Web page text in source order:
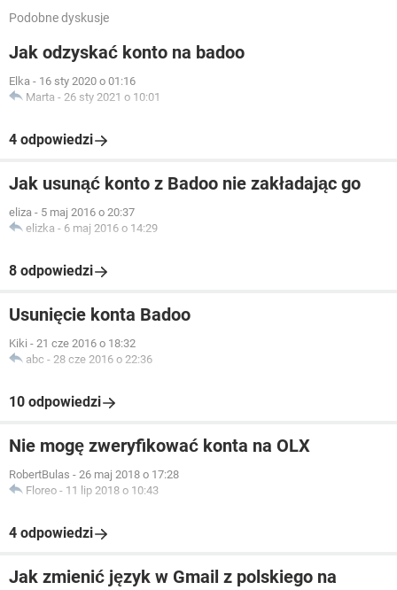
Podobne dyskusje
Jak odzyskać konto na badoo
Elka - 16 sty 2020 o 01:16
Marta - 26 sty 2021 o 10:01
4 odpowiedzi
Jak usunąć konto z Badoo nie zakładając go
eliza - 5 maj 2016 o 20:37
elizka - 6 maj 2016 o 14:29
8 odpowiedzi
Usunięcie konta Badoo
Kiki - 21 cze 2016 o 18:32
abc - 28 cze 2016 o 22:36
10 odpowiedzi
Nie mogę zweryfikować konta na OLX
RobertBulas - 26 maj 2018 o 17:28
Floreo - 11 lip 2018 o 10:43
4 odpowiedzi
Jak zmienić język w Gmail z polskiego na